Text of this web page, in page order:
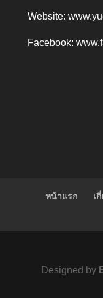
Website:
Facebook:
หน้าแรก เ
Designed by